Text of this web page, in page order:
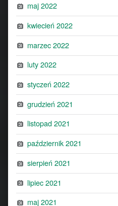
maj 2022
kwiecień 2022
marzec 2022
luty 2022
styczeń 2022
grudzień 2021
listopad 2021
październik 2021
sierpień 2021
lipiec 2021
maj 2021